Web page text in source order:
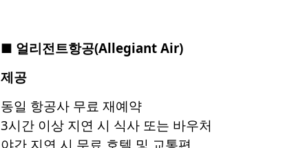
■ 얼리전트항공(Allegiant Air)
제공
동일 항공사 무료 재예약
3시간 이상 지연 시 식사 또는 바우처
야간 지연 시 무료 호텔 및 교통편